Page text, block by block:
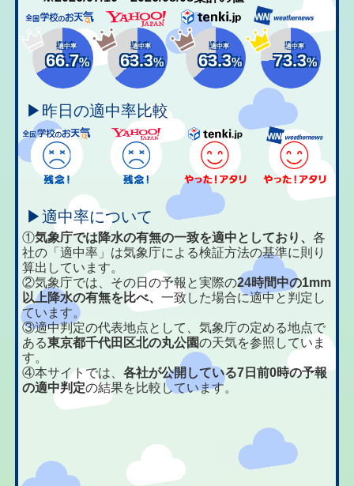
適中率
66.7%
適中率
63.3%
適中率
63.3%
適中率
73.3%
▶昨日の適中率比較
▶適中率について
①気象庁では降水の有無の一致を適中としており、各
社の「適中率」は気象庁による検証方法の基準に則り
算出しています。
②気象庁では、その日の予報と実際の24時間中の1mm
以上降水の有無を比べ、一致した場合に適中と判定し
ています。
③適中判定の代表地点として、気象庁の定める地点で
ある東京都千代田区北の丸公園の天気を参照していま
す。
④本サイトでは、各社が公開している7日前0時の予報
の適中判定の結果を比較しています。